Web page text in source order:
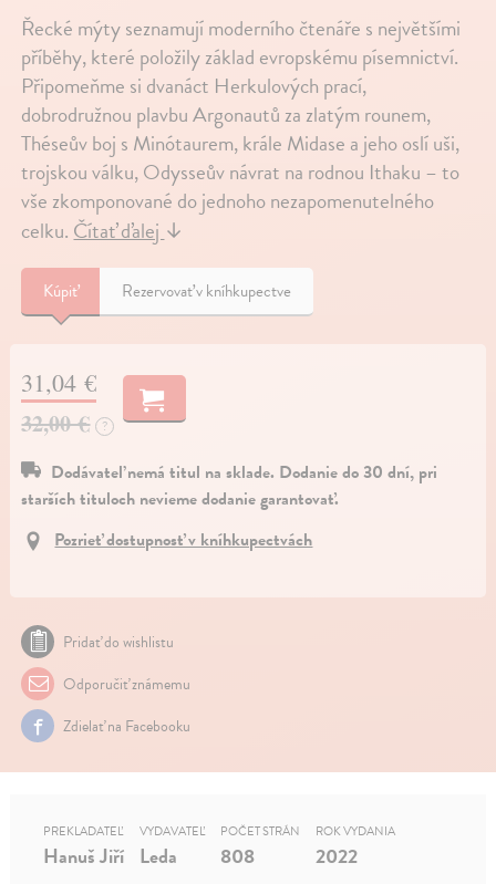
Řecké mýty seznamují moderního čtenáře s největšími
příběhy, které položily základ evropskému písemnictví.
Připomeňme si dvanáct Herkulových prací,
dobrodružnou plavbu Argonautů za zlatým rounem,
Théseův boj s Minótaurem, krále Midase a jeho oslí uši,
trojskou válku, Odysseův návrat na rodnou Ithaku – to
vše zkomponované do jednoho nezapomenutelného
celku. Čítať ďalej ↓
Kúpiť Rezervovať v kníhkupectve
31,04 €
32,00 € ?
Dodávateľ nemá titul na sklade. Dodanie do 30 dní, pri
starších tituloch nevieme dodanie garantovať.
Pozrieť dostupnosť v kníhkupectvách
Pridať do wishlistu
Odporučiť známemu
Zdielať na Facebooku
PREKLADATEĽ
Hanuš Jiří
VYDAVATEĽ
Leda
POČET STRÁN
808
ROK VYDANIA
2022